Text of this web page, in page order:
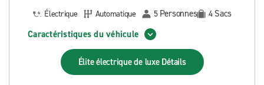
Électrique
Automatique 5 Personnes 4 Sacs
Caractéristiques du véhicule
Élite électrique de luxe Détails